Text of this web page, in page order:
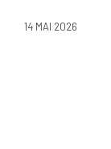
14 MAI 2026